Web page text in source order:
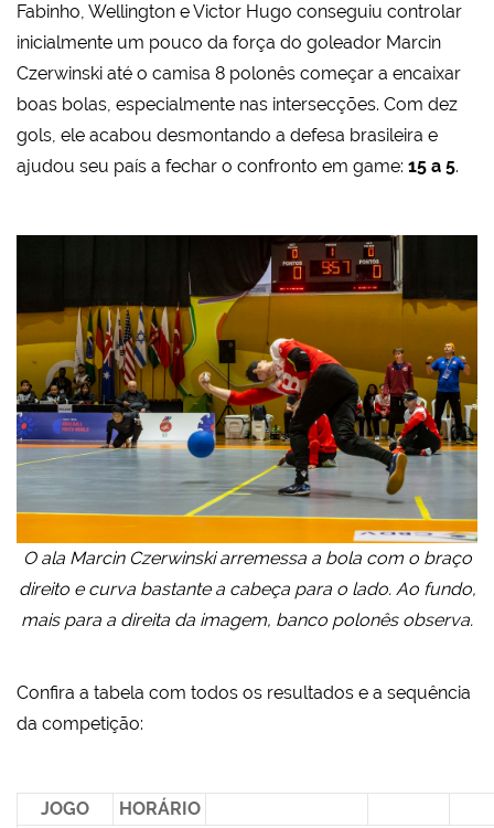
Fabinho, Wellington e Victor Hugo conseguiu controlar
inicialmente um pouco da força do goleador Marcin
Czerwinski até o camisa 8 polonês começar a encaixar
boas bolas, especialmente nas intersecções. Com dez
gols, ele acabou desmontando a defesa brasileira e
ajudou seu país a fechar o confronto em game: 15 a 5.
O ala Marcin Czerwinski arremessa a bola com o braço
direito e curva bastante a cabeça para o lado. Ao fundo,
mais para a direita da imagem, banco polonês observa.
Confira a tabela com todos os resultados e a sequência
da competição:
JOGO
HORÁRIO